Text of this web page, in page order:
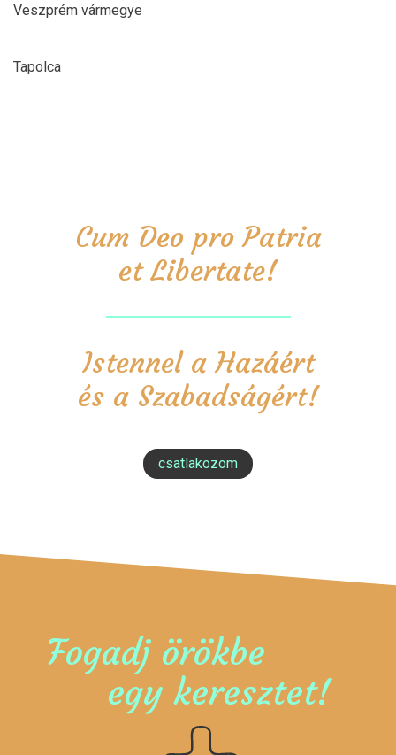
Veszprém vármegye
Tapolca
Cum Deo pro Patria
et Libertate!
Istennel a Hazáért
és a Szabadságért!
csatlakozom
Fogadj örökbe
egy keresztet!